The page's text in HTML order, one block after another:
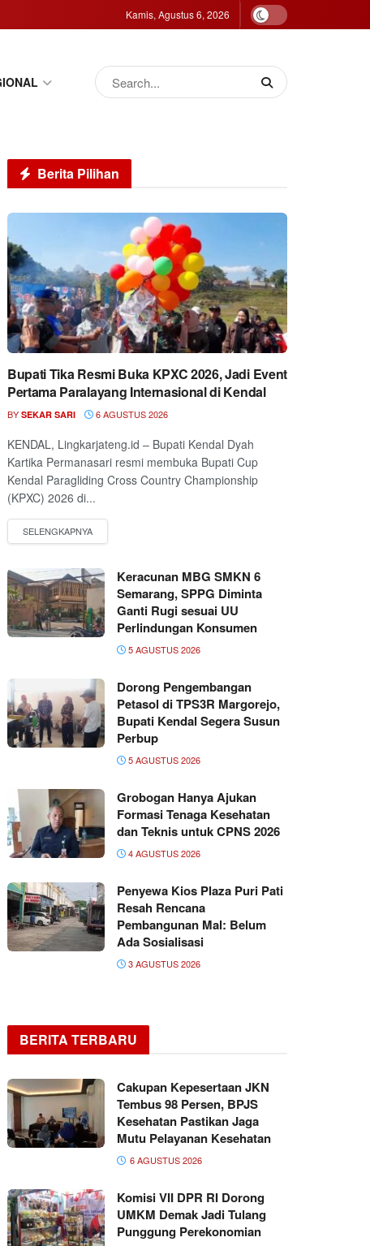
Kamis, Agustus 6, 2026
Berita Pilihan
Bupati Tika Resmi Buka KPXC 2026, Jadi Event
Pertama Paralayang Internasional di Kendal
BY SEKAR SARI 6 AGUSTUS 2026
KENDAL, Lingkarjateng.id – Bupati Kendal Dyah
Kartika Permanasari resmi membuka Bupati Cup
Kendal Paragliding Cross Country Championship
(KPXC) 2026 di...
Keracunan MBG SMKN 6
Semarang, SPPG Diminta
Ganti Rugi sesuai UU
Perlindungan Konsumen
5 AGUSTUS 2026
Dorong Pengembangan
Petasol di TPS3R Margorejo,
Bupati Kendal Segera Susun
Perbup
5 AGUSTUS 2026
Grobogan Hanya Ajukan
Formasi Tenaga Kesehatan
dan Teknis untuk CPNS 2026
4 AGUSTUS 2026
Penyewa Kios Plaza Puri Pati
Resah Rencana
Pembangunan Mal: Belum
Ada Sosialisasi
3 AGUSTUS 2026
BERITA TERBARU
Cakupan Kepesertaan JKN
Tembus 98 Persen, BPJS
Kesehatan Pastikan Jaga
Mutu Pelayanan Kesehatan
6 AGUSTUS 2026
Komisi VII DPR RI Dorong
UMKM Demak Jadi Tulang
Punggung Perekonomian